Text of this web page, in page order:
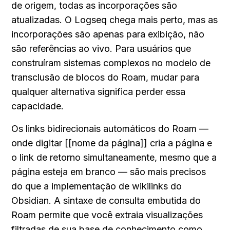
de origem, todas as incorporações são
atualizadas. O Logseq chega mais perto, mas as
incorporações são apenas para exibição, não
são referências ao vivo. Para usuários que
construíram sistemas complexos no modelo de
transclusão de blocos do Roam, mudar para
qualquer alternativa significa perder essa
capacidade.
Os links bidirecionais automáticos do Roam —
onde digitar [[nome da página]] cria a página e
o link de retorno simultaneamente, mesmo que a
página esteja em branco — são mais precisos
do que a implementação de wikilinks do
Obsidian. A sintaxe de consulta embutida do
Roam permite que você extraia visualizações